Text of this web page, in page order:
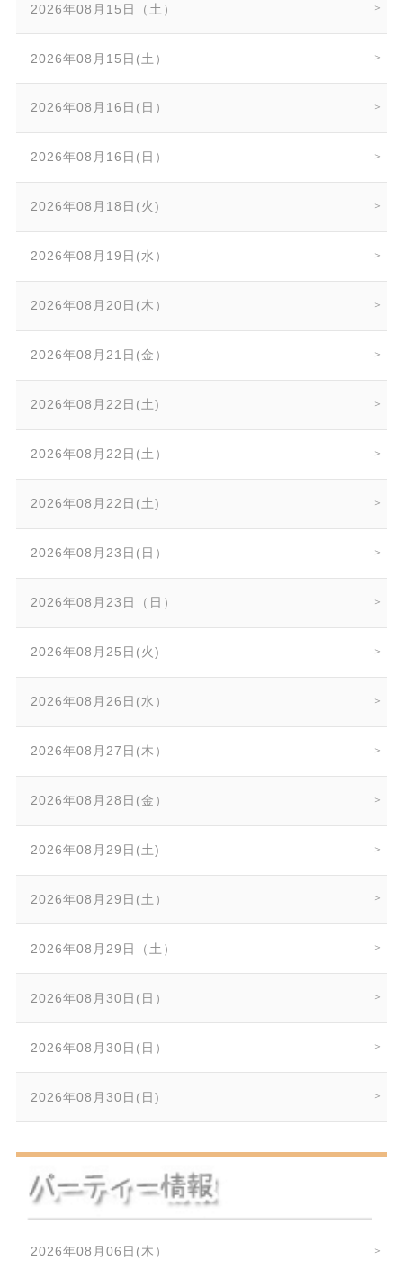
2026年08月15日（土）
2026年08月15日(土）
2026年08月16日(日）
2026年08月16日(日）
2026年08月18日(火)
2026年08月19日(水）
2026年08月20日(木）
2026年08月21日(金）
2026年08月22日(土)
2026年08月22日(土）
2026年08月22日(土)
2026年08月23日(日）
2026年08月23日（日）
2026年08月25日(火)
2026年08月26日(水）
2026年08月27日(木）
2026年08月28日(金）
2026年08月29日(土)
2026年08月29日(土）
2026年08月29日（土）
2026年08月30日(日）
2026年08月30日(日）
2026年08月30日(日)
2026年08月06日(木）